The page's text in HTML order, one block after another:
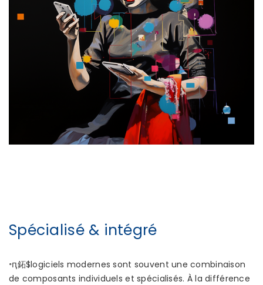
Spécialisé & intégré
꠨ԥ鉐$logiciels modernes sont souvent une combinaison
de composants individuels et spécialisés. À la différence